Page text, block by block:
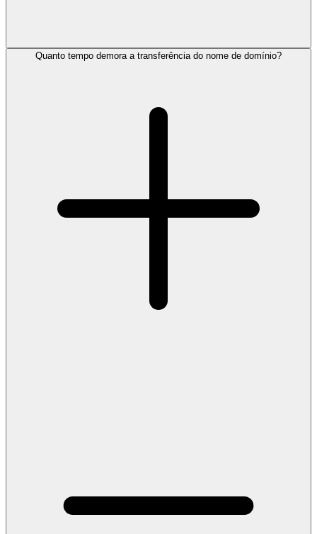
Quanto tempo demora a transferência do nome de domínio?